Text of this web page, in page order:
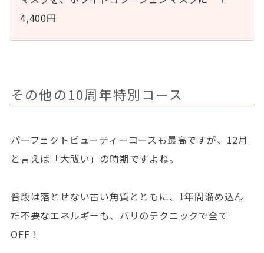
4,400円
その他の10周年特別コース
パーフェクトビューティーコースも最高ですが、12月
と言えば「大祓い」の時期ですよね。
普段は落とせない古い角質とともに、1年間溜め込ん
だ不要なエネルギーも、バリのテクニックで全て
OFF！